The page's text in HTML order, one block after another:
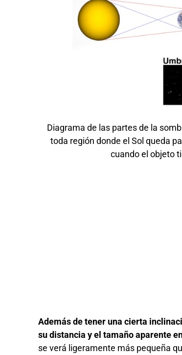
Diagrama de las partes de la
toda región donde el Sol queda
cuando el objeto
Además de tener una cierta
su distancia y el tamaño aparente
se verá ligeramente más pequeña